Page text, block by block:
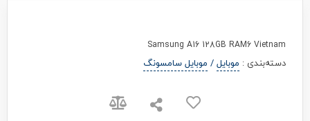
Samsung A16 128GB RAM6 Vietnam
دسته‌بندی : موبایل/ موبایل سامسونگ